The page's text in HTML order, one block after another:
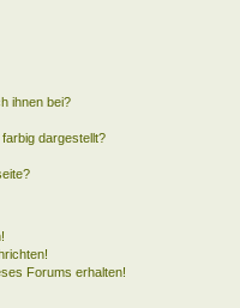
ihnen bei?
dargestellt?
Forums erhalten!